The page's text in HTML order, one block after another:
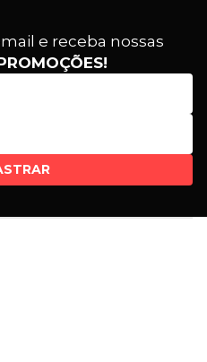
e receba nossas